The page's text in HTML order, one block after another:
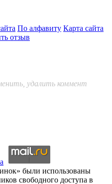
По алфавиту Карта сайта
отзыв
удалить коммент
были использованы
свободного доступа в